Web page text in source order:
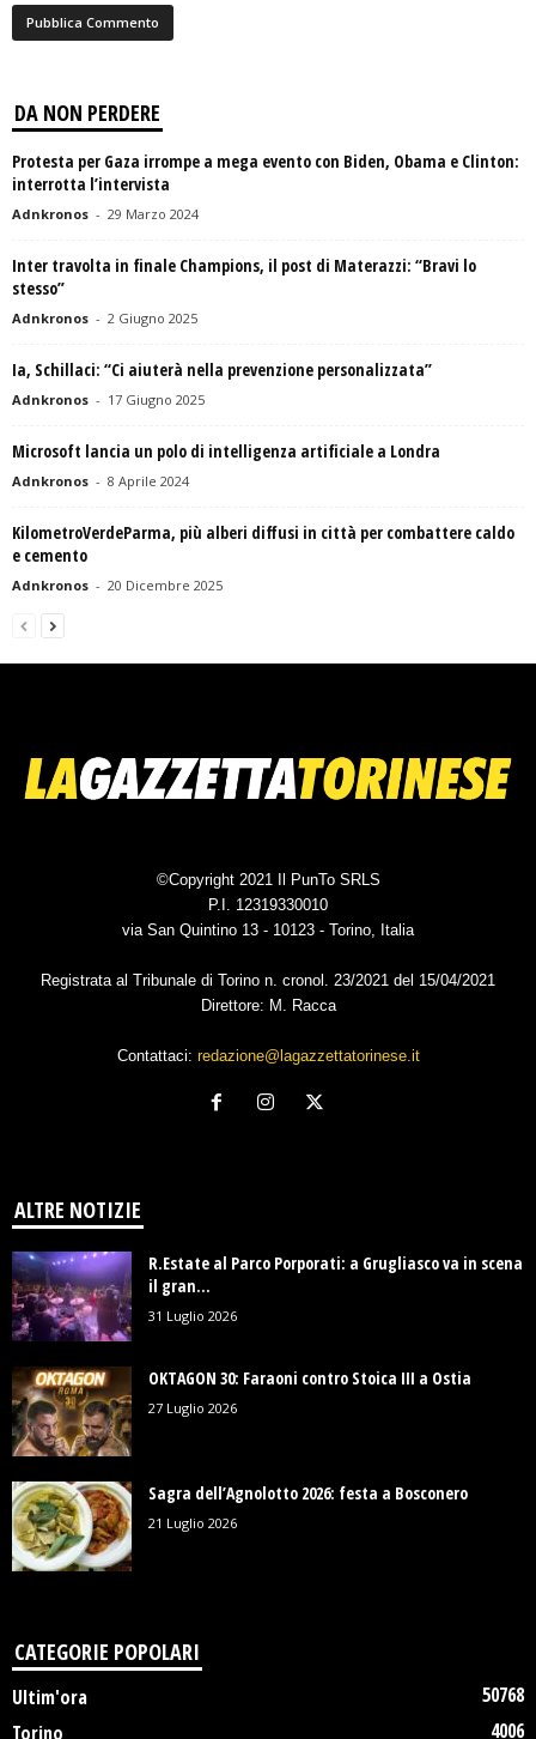
DA NON PERDERE
Protesta per Gaza irrompe a mega evento con Biden, Obama e Clinton:
interrotta l’intervista
Adnkronos - 29 Marzo 2024
Inter travolta in finale Champions, il post di Materazzi: “Bravi lo
stesso”
Adnkronos - 2 Giugno 2025
Ia, Schillaci: “Ci aiuterà nella prevenzione personalizzata”
Adnkronos - 17 Giugno 2025
Microsoft lancia un polo di intelligenza artificiale a Londra
Adnkronos - 8 Aprile 2024
KilometroVerdeParma, più alberi diffusi in città per combattere caldo
e cemento
Adnkronos - 20 Dicembre 2025
©Copyright 2021 Il PunTo SRLS
P.I. 12319330010
via San Quintino 13 - 10123 - Torino, Italia
Registrata al Tribunale di Torino n. cronol. 23/2021 del 15/04/2021
Direttore: M. Racca
Contattaci: redazione@lagazzettatorinese.it
ALTRE NOTIZIE
R.Estate al Parco Porporati: a Grugliasco va in scena
il gran...
31 Luglio 2026
OKTAGON 30: Faraoni contro Stoica III a Ostia
27 Luglio 2026
Sagra dell’Agnolotto 2026: festa a Bosconero
21 Luglio 2026
CATEGORIE POPOLARI
Ultim'ora
50768
Torino
4006